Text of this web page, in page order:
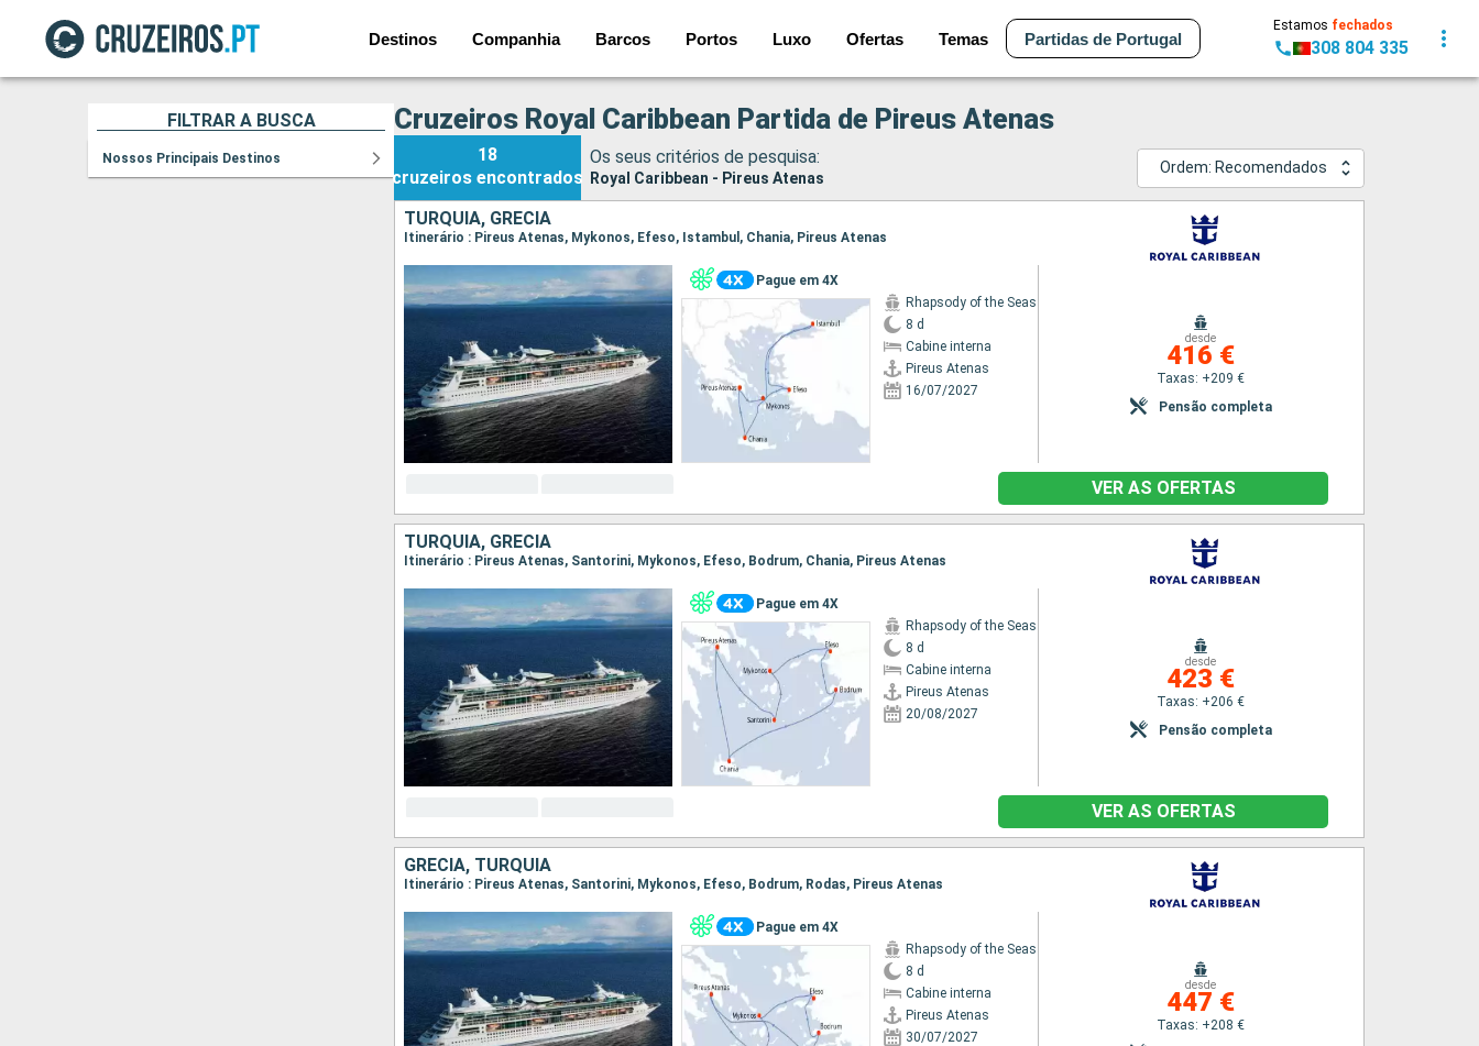
Destinos Companhia Barcos Portos Luxo Ofertas Temas Partidas de Portugal
Estamos fechados
308 804 335
FILTRAR A BUSCA
Nossos Principais Destinos
Cruzeiros Royal Caribbean Partida de Pireus Atenas
18
cruzeiros encontrados
Os seus critérios de pesquisa:
Royal Caribbean - Pireus Atenas
Ordem: Recomendados
TURQUIA, GRÉCIA
Itinerário : Pireus Atenas, Mykonos, Efeso, Istambul, Chania, Pireus Atenas
Pague em 4X
Rhapsody of the Seas
8 d
Cabine interna
Pireus Atenas
16/07/2027
desde
416 €
Taxas: +209 €
Pensão completa
VER AS OFERTAS
TURQUIA, GRÉCIA
Itinerário : Pireus Atenas, Santorini, Mykonos, Efeso, Bodrum, Chania, Pireus Atenas
Pague em 4X
Rhapsody of the Seas
8 d
Cabine interna
Pireus Atenas
20/08/2027
desde
423 €
Taxas: +206 €
Pensão completa
VER AS OFERTAS
GRÉCIA, TURQUIA
Itinerário : Pireus Atenas, Santorini, Mykonos, Efeso, Bodrum, Rodas, Pireus Atenas
Pague em 4X
Rhapsody of the Seas
8 d
Cabine interna
Pireus Atenas
30/07/2027
desde
447 €
Taxas: +208 €